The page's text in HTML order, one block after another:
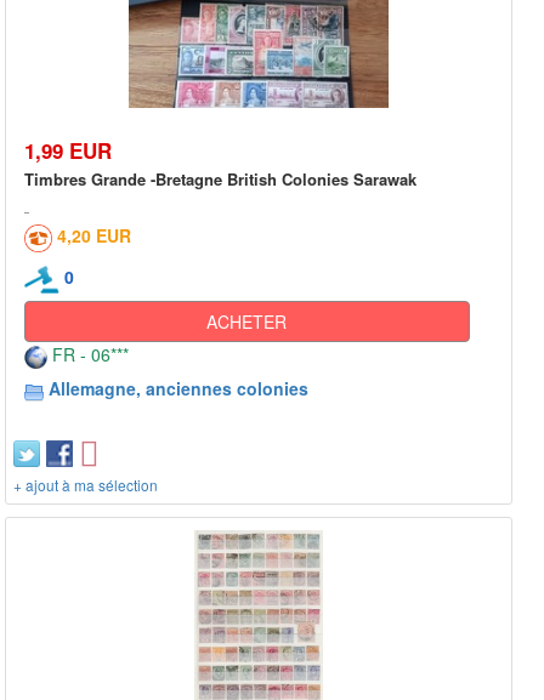
1,99 EUR
Timbres Grande -Bretagne British Colonies Sarawak
4,20 EUR
0
ACHETER
FR - 06***
Allemagne, anciennes colonies
+ ajout à ma sélection